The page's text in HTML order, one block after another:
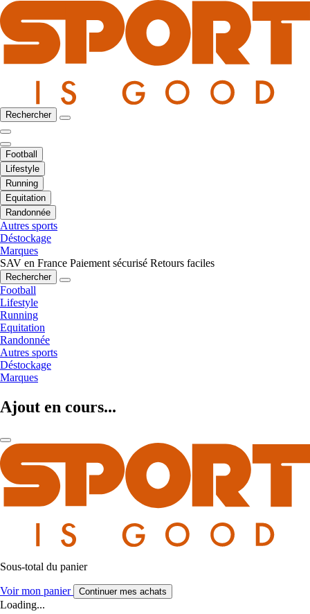
Rechercher
Football
Lifestyle
Running
Equitation
Randonnée
Autres sports
Déstockage
Marques
SAV en France Paiement sécurisé Retours faciles
Rechercher
Football
Lifestyle
Running
Equitation
Randonnée
Autres sports
Déstockage
Marques
Ajout en cours...
Sous-total du panier
Voir mon panier Continuer mes achats
Loading...